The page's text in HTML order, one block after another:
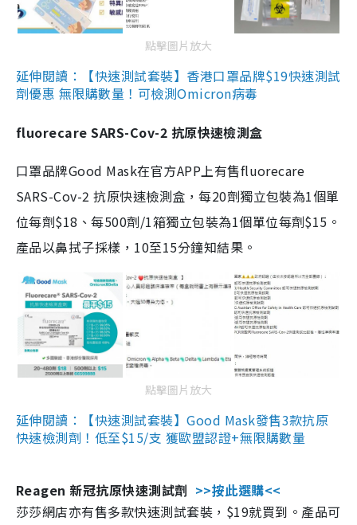
點擊圖片放大
延伸閱讀：【快速測試套裝】香港口罩品牌$19快速測試
劑優惠 無限購數量！可檢測Omicron病毒
fluorecare SARS-Cov-2 抗原快速檢測盒
口罩品牌Good Mask在官方APP上有售fluorecare
SARS-Cov-2 抗原快速檢測盒，每20劑獨立包裝為1個單
位每劑$18、每500劑/1箱獨立包裝為1個單位每劑$15。
產品以鼻拭子採樣，10至15分鐘知結果。
點擊圖片放大
延伸閱讀：【快速測試套裝】Good Mask發售3款抗原
快速檢測劑！低至$15/支 獲歐盟認證+無限購數量
Reagen 新冠抗原快速測試劑 >>按此選購<<
莎莎網店亦有售多款快速測試套裝，$19就買到。產品可